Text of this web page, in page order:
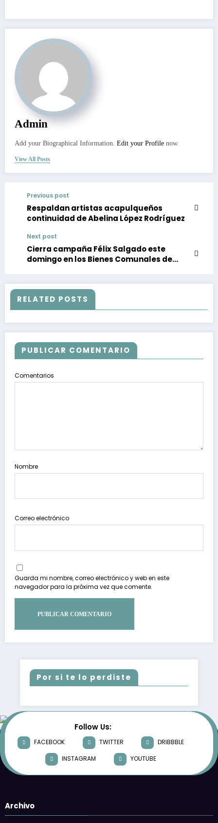
Admin
Add your Biographical Information. Edit your Profile now.
View All Posts
Previous post
Respaldan artistas acapulqueños
continuidad de Abelina López Rodríguez
Next post
Cierra campaña Félix Salgado este
domingo en los Bienes Comunales de
RELATED POSTS
PUBLICAR COMENTARIO
Comentarios
Nombre
Correo electrónico
Guarda mi nombre, correo electrónico y web en este
navegador para la próxima vez que comente.
Por si te lo perdiste
Follow Us:
FACEBOOK TWITTER
DRIBBBLE
INSTAGRAM
YOUTUBE
Archivo